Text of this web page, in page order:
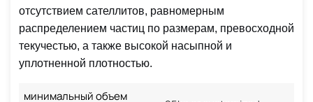
отсутствием сателлитов, равномерным
распределением частиц по размерам, превосходной
текучестью, а также высокой насыпной и
уплотненной плотностью.
минимальный объем